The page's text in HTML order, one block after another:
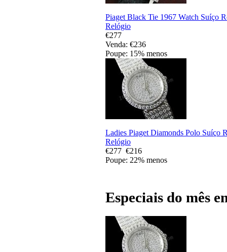
Piaget Black Tie 1967 Watch Suíço
Relógio
€277
Venda: €236
Poupe: 15% menos
Ladies Piaget Diamonds Polo Suíço
Relógio
€277 €216
Poupe: 22% menos
Especiais do mês